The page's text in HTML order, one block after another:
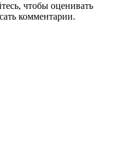
чтобы оценивать
комментарии.